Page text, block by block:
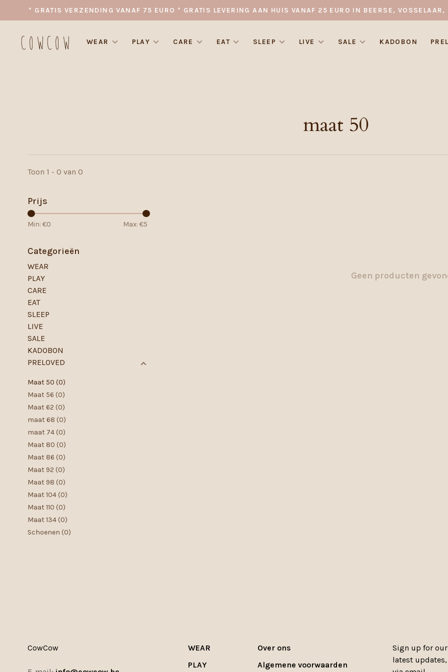
* GRATIS VERZENDING VANAF 75 EURO * GRATIS LEVERING AAN HUIS VANAF 25 EURO IN BEERSE,
WEAR PLAY CARE EAT SLEEP LIVE SALE KADOBON
maat 50
Toon 1 - 0 van 0
Prijs
Min: €0 Max: €5
Categorieën
WEAR
PLAY
CARE
EAT
SLEEP
LIVE
SALE
KADOBON
PRELOVED
Maat 50 (0)
Maat 56 (0)
Maat 62 (0)
maat 68 (0)
maat 74 (0)
Maat 80 (0)
Maat 86 (0)
Maat 92 (0)
Maat 98 (0)
Maat 104 (0)
Maat 110 (0)
Maat 134 (0)
Schoenen (0)
Geen producten
CowCow
WEAR
PLAY
Over ons
Algemene voorwaarden
Sign up for
latest